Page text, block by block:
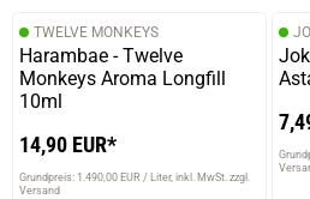
TWELVE MONKEYS
Harambae - Twelve
Monkeys Aroma Longfill
10ml
14,90 EUR*
Grundpreis: 1.490,00 EUR / Liter inkl. MwSt. zzgl.
Versand